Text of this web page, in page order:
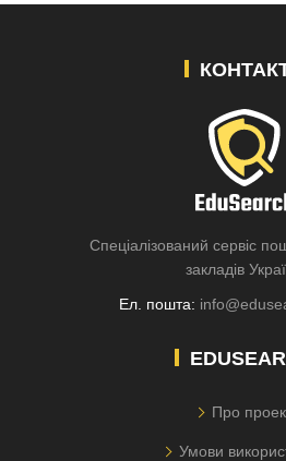
Спеціалізований сервіс
закладів
Ел. пошта:
Про
Умови